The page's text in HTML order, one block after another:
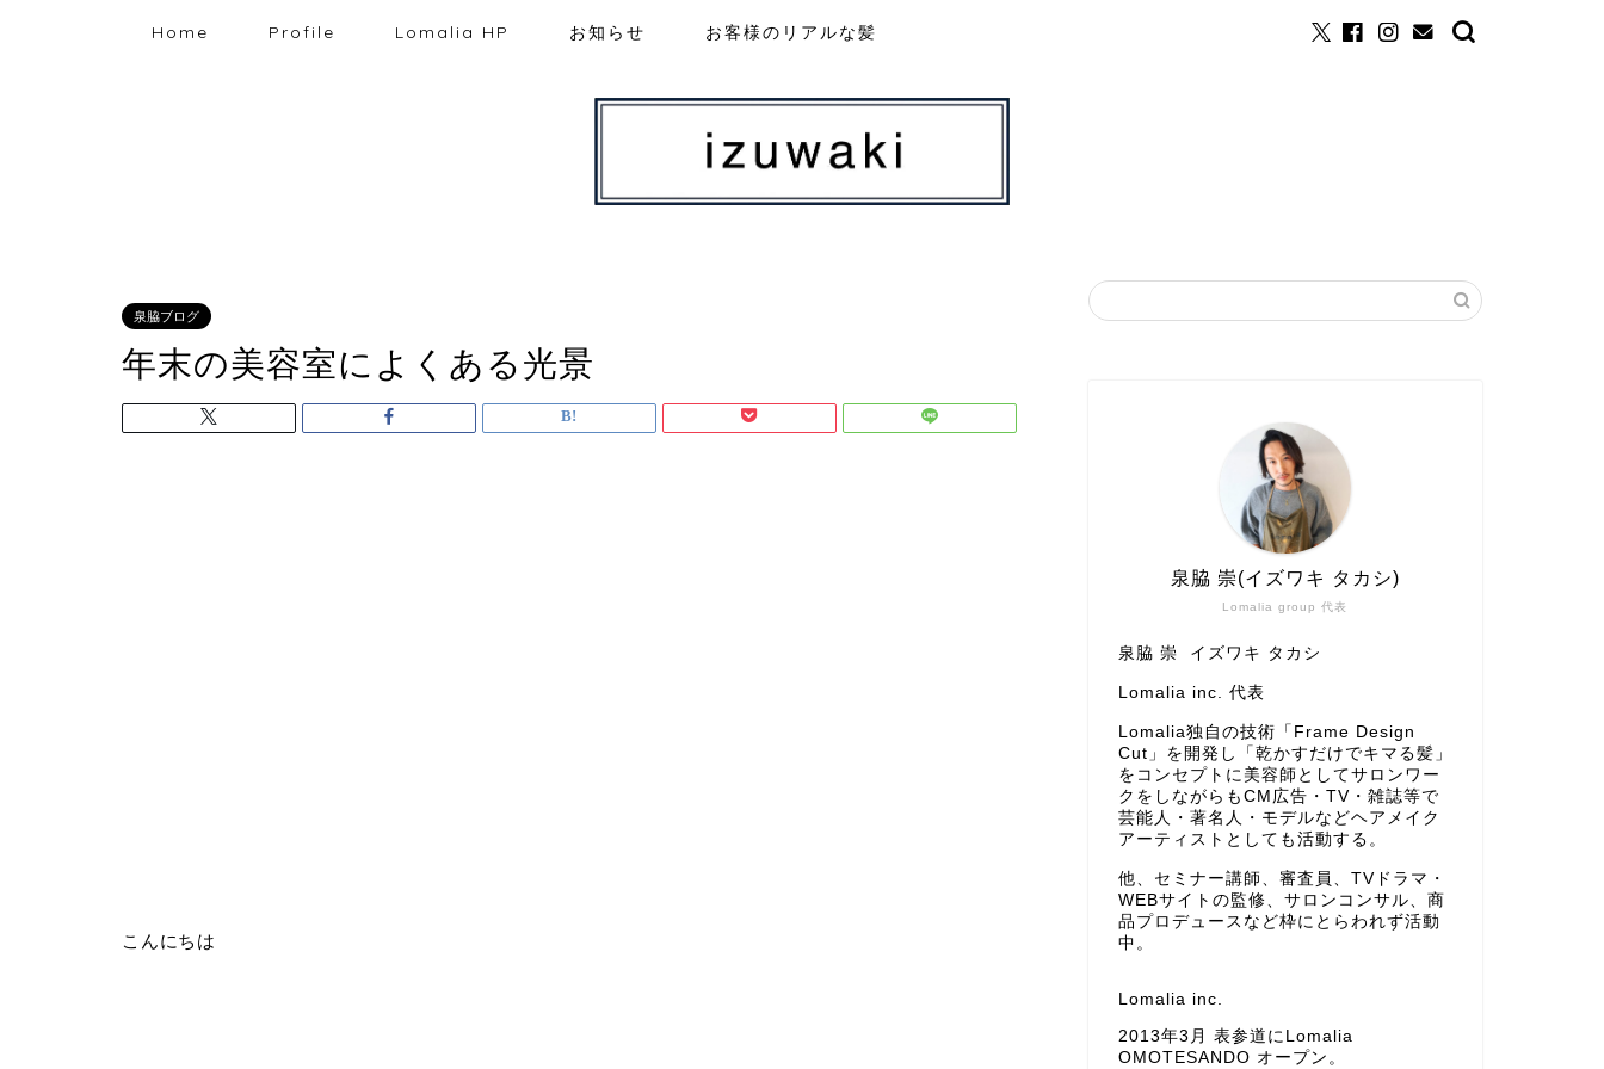
Home Profile Lomalia HP お知らせ お客様のリアルな髪
泉脇ブログ
年末の美容室によくある光景
こんにちは
Lomalia group 代表
泉脇 崇(イズワキ タカシ)
泉脇 崇 イズワキ タカシ
Lomalia inc. 代表
Lomalia独自の技術「Frame Design
Cut」を開発し「乾かすだけでキマる髪」
をコンセプトに美容師としてサロンワー
クをしながらもCM広告・TV・雑誌等で
芸能人・著名人・モデルなどヘアメイク
アーティストとしても活動する。
他、セミナー講師、審査員、TVドラマ・
WEBサイトの監修、サロンコンサル、商
品プロデュースなど枠にとらわれず活動
中。
Lomalia inc.
2013年3月 表参道にLomalia
OMOTESANDO オープン。